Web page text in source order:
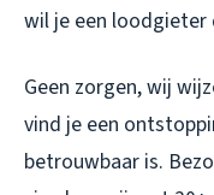
wil je een loodgieter
Geen zorgen, wij
vind je een
betrouwbaar is.